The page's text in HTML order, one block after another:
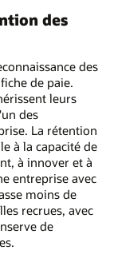
des
des
de paie.
leurs
des
La rétention
à la capacité de
à innover et à
entreprise avec
moins de
recrues, avec
de